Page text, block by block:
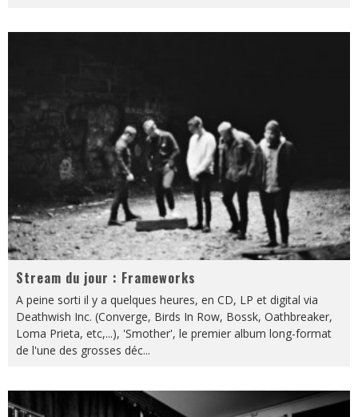
Stream du jour : Frameworks
A peine sorti il y a quelques heures, en CD, LP et digital via
Deathwish Inc. (Converge, Birds In Row, Bossk, Oathbreaker,
Loma Prieta, etc,...), 'Smother', le premier album long-format
de l'une des grosses déc...